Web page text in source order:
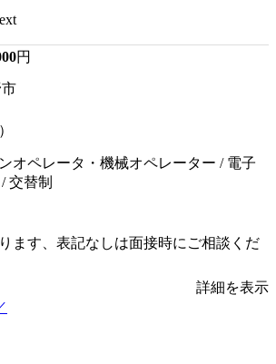
円
オペレータ・機械オペレーター / 電子
交替制
ます、表記なしは面接時にご相談くだ
詳細を表示